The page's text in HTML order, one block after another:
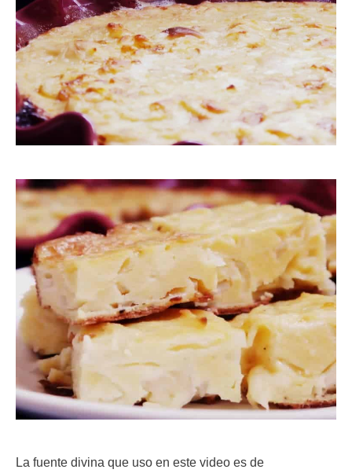
La fuente divina que uso en este video es de